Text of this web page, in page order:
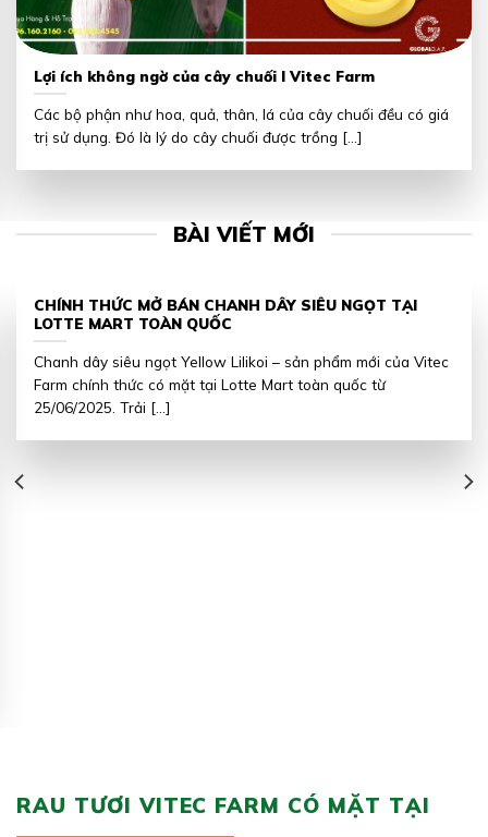
Lợi ích không ngờ của cây chuối I Vitec Farm
Các bộ phận như hoa, quả, thân, lá của cây chuối đều có giá
trị sử dụng. Đó là lý do cây chuối được trồng [...]
BÀI VIẾT MỚI
CHÍNH THỨC MỞ BÁN CHANH DÂY SIÊU NGỌT TẠI
LOTTE MART TOÀN QUỐC
Chanh dây siêu ngọt Yellow Lilikoi – sản phẩm mới của Vitec
Farm chính thức có mặt tại Lotte Mart toàn quốc từ
25/06/2025. Trải [...]
RAU TƯƠI VITEC FARM CÓ MẶT TẠI